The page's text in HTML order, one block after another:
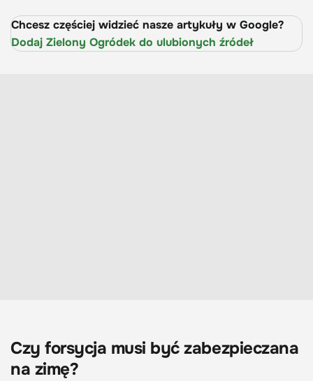
Chcesz częściej widzieć nasze artykuły w Google?
Dodaj Zielony Ogródek do ulubionych źródeł
Czy forsycja musi być zabezpieczana
na zimę?